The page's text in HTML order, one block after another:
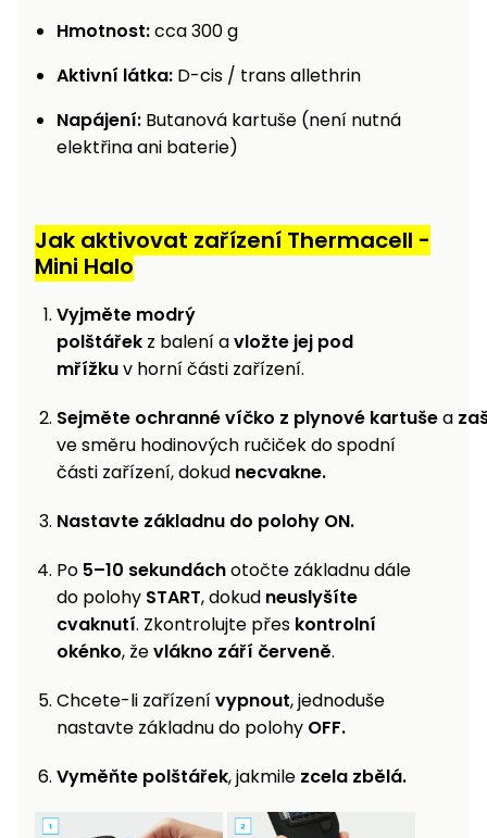
Hmotnost:cca 300 g
Aktivní látka: D-cis / trans allethrin
Napájení: Butanová kartuše (není nutná
elektřina ani baterie)
Jak aktivovat zařízení Thermacell -
Mini Halo
Vyjměte modrý
polštářek z balení avložte jej pod
mřížkuv horní části zařízení.
Sejměte ochranné víčko z plynové kartušea
ve směru hodinových ručiček do spodní
části zařízení, dokud necvakne.
Nastavte základnu do polohy ON.
Po 5–10 sekundáchotočte základnu dále
do polohy START, dokud neuslyšíte
cvaknutí. Zkontrolujte přes kontrolní
okénko, ževlákno září červeně.
Chcete-li zařízenívypnout, jednoduše
nastavte základnu do polohy OFF.
Vyměňte polštářek, jakmile zcela zbělá.